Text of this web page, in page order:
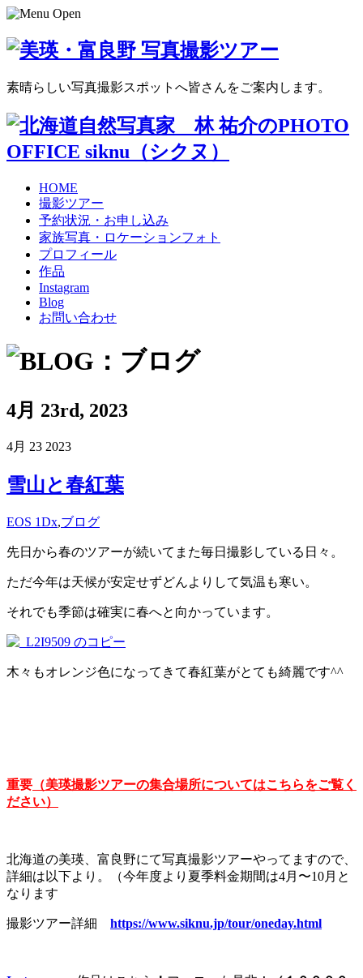
素晴らしい写真撮影スポットへ皆さんをご案内します。
HOME
撮影ツアー
予約状況・お申し込み
家族写真・ロケーションフォト
プロフィール
作品
Instagram
Blog
お問い合わせ
4月 23rd, 2023
4月 23 2023
雪山と春紅葉
EOS 1Dx,ブログ
先日から春のツアーが続いてまた毎日撮影している日々。
ただ今年は天候が安定せずどんよりして気温も寒い。
それでも季節は確実に春へと向かっています。
木々もオレンジ色になってきて春紅葉がとても綺麗です^^
重要 （美瑛撮影ツアーの集合場所についてはこちらをご覧く
ださい）
北海道の美瑛、富良野にて写真撮影ツアーやってますので、
詳細は以下より。（今年度より夏季料金期間は4月〜10月と
なります
撮影ツアー詳細 https://www.siknu.jp/tour/oneday.html